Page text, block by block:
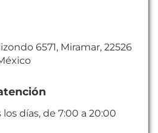
6571, Miramar, 22526
días, de 7:00 a 20:00